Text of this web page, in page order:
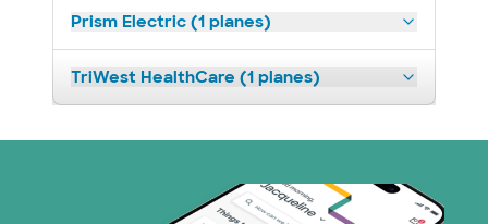
Prism Electric (1 planes)
TriWest HealthCare (1 planes)